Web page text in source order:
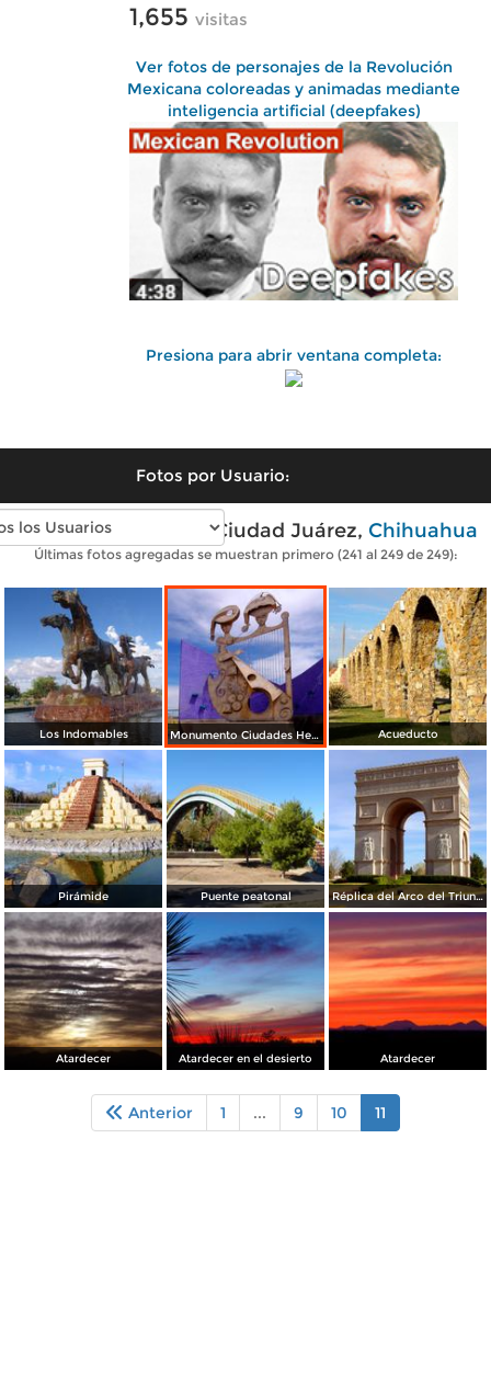
1,655 visitas
Ver fotos de personajes de la Revolución
Mexicana coloreadas y animadas mediante
inteligencia artificial (deepfakes)
Presiona para abrir ventana completa:
Fotos por Usuario:
Fotos modernas de Ciudad Juárez, Chihuahua
Últimas fotos agregadas se muestran primero (241 al 249 de 249):
Los Indomables Monumento Ciudades Hermanas Acueducto
Pirámide Puente peatonal Réplica del Arco del Triunfo
Atardecer Atardecer en el desierto Atardecer
Anterior 1 ... 9 10 11